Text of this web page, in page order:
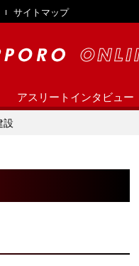
サイトマップ
アスリートインタビュー
設